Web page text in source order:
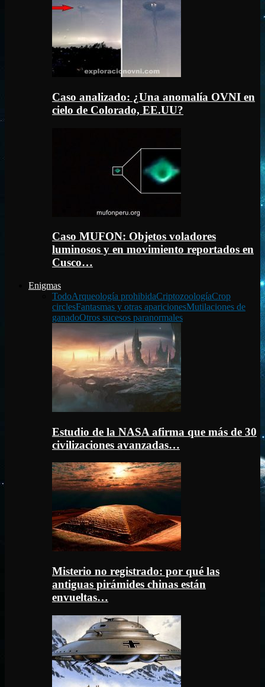
Caso analizado: ¿Una anomalía OVNI en
cielo de Colorado, EE.UU?
Caso MUFON: Objetos voladores
luminosos y en movimiento reportados en
Cusco…
Enigmas
TodoArqueología prohibidaCriptozoologíaCrop
circlesFantasmas y otras aparicionesMutilaciones de
ganadoOtros sucesos paranormales
Estudio de la NASA afirma que más de 30
civilizaciones avanzadas…
Misterio no registrado: por qué las
antiguas pirámides chinas están
envueltas…